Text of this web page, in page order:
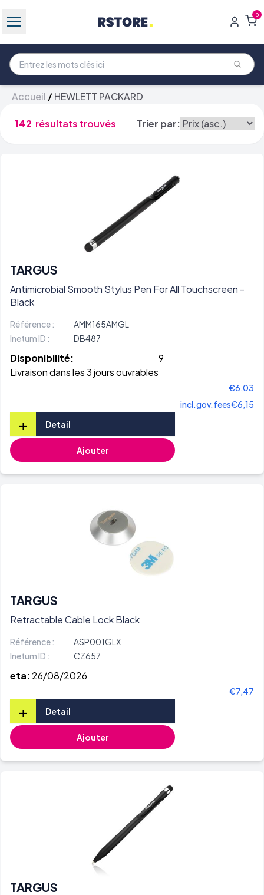
0
Accueil /HEWLETT PACKARD
142 résultats trouvés Trier par:
TARGUS
Antimicrobial Smooth Stylus Pen For All Touchscreen -
Black
Référence :
AMM165AMGL
Inetum ID :
DB487
Disponibilité:
9
Livraison dans les 3 jours ouvrables
€6,03
incl.gov.fees€6,15
+ Detail
Ajouter
TARGUS
Retractable Cable Lock Black
Référence :
ASP001GLX
Inetum ID :
CZ657
eta: 26/08/2026
€7,47
+ Detail
Ajouter
TARGUS